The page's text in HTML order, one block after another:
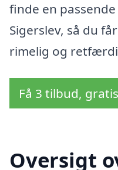
finde en
Sigerslev, så du
rimelig og
Få 3 tilbud,
Oversigt